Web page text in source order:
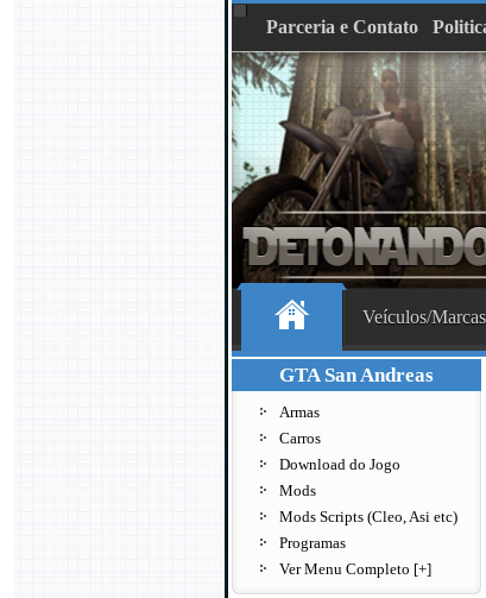
Parceria e Contato
Veículos/Marcas
GTA San Andreas
Armas
Carros
Download do Jogo
Mods
Mods Scripts (Cleo, Asi etc)
Programas
Ver Menu Completo [+]